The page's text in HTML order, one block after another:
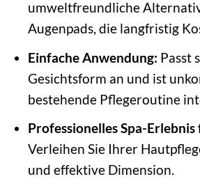
umweltfreundliche
Augenpads, die langfristig
Einfache Anwendung: Passt
Gesichtsform an und ist
bestehende Pflegeroutine
Professionelles Spa-Erlebnis
Verleihen Sie Ihrer
und effektive Dimension.